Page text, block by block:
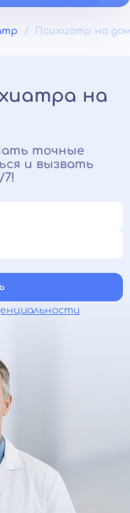
Психиатр на
на
точные
и вызвать